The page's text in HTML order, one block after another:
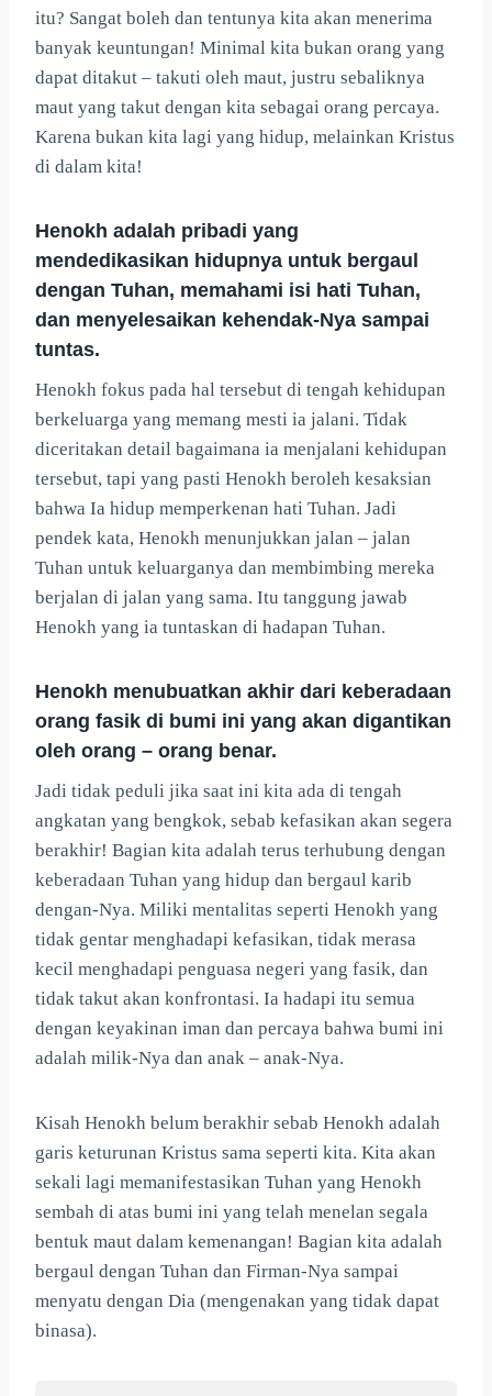
itu? Sangat boleh dan tentunya kita akan menerima
banyak keuntungan! Minimal kita bukan orang yang
dapat ditakut – takuti oleh maut, justru sebaliknya
maut yang takut dengan kita sebagai orang percaya.
Karena bukan kita lagi yang hidup, melainkan Kristus
di dalam kita!
Henokh adalah pribadi yang
mendedikasikan hidupnya untuk bergaul
dengan Tuhan, memahami isi hati Tuhan,
dan menyelesaikan kehendak-Nya sampai
tuntas.
Henokh fokus pada hal tersebut di tengah kehidupan
berkeluarga yang memang mesti ia jalani. Tidak
diceritakan detail bagaimana ia menjalani kehidupan
tersebut, tapi yang pasti Henokh beroleh kesaksian
bahwa Ia hidup memperkenan hati Tuhan. Jadi
pendek kata, Henokh menunjukkan jalan – jalan
Tuhan untuk keluarganya dan membimbing mereka
berjalan di jalan yang sama. Itu tanggung jawab
Henokh yang ia tuntaskan di hadapan Tuhan.
Henokh menubuatkan akhir dari keberadaan
orang fasik di bumi ini yang akan digantikan
oleh orang – orang benar.
Jadi tidak peduli jika saat ini kita ada di tengah
angkatan yang bengkok, sebab kefasikan akan segera
berakhir! Bagian kita adalah terus terhubung dengan
keberadaan Tuhan yang hidup dan bergaul karib
dengan-Nya. Miliki mentalitas seperti Henokh yang
tidak gentar menghadapi kefasikan, tidak merasa
kecil menghadapi penguasa negeri yang fasik, dan
tidak takut akan konfrontasi. Ia hadapi itu semua
dengan keyakinan iman dan percaya bahwa bumi ini
adalah milik-Nya dan anak – anak-Nya.
Kisah Henokh belum berakhir sebab Henokh adalah
garis keturunan Kristus sama seperti kita. Kita akan
sekali lagi memanifestasikan Tuhan yang Henokh
sembah di atas bumi ini yang telah menelan segala
bentuk maut dalam kemenangan! Bagian kita adalah
bergaul dengan Tuhan dan Firman-Nya sampai
menyatu dengan Dia (mengenakan yang tidak dapat
binasa).